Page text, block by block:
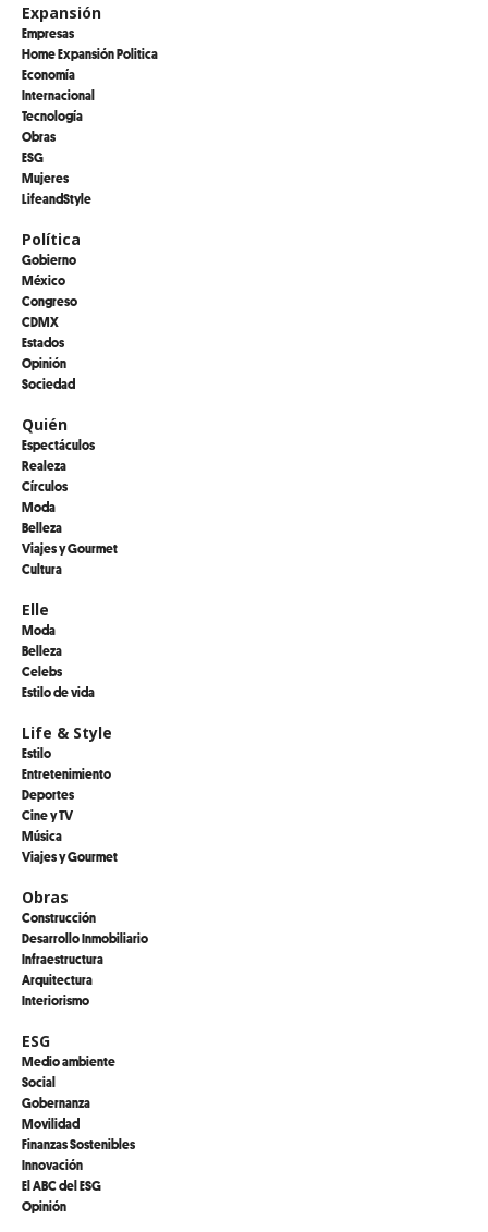
Expansión
Empresas
Home Expansión Politica
Economía
Internacional
Tecnología
Obras
ESG
Mujeres
LifeandStyle
Política
Gobierno
México
Congreso
CDMX
Estados
Opinión
Sociedad
Quién
Espectáculos
Realeza
Círculos
Moda
Belleza
Viajes y Gourmet
Cultura
Elle
Moda
Belleza
Celebs
Estilo de vida
Life & Style
Estilo
Entretenimiento
Deportes
Cine y TV
Música
Viajes y Gourmet
Obras
Construcción
Desarrollo Inmobiliario
Infraestructura
Arquitectura
Interiorismo
ESG
Medio ambiente
Social
Gobernanza
Movilidad
Finanzas Sostenibles
Innovación
El ABC del ESG
Opinión